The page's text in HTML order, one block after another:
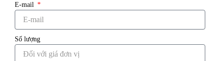
E-mail
Số lượng